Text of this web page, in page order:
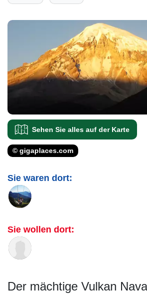
Sehen Sie alles auf der Karte
© gigaplaces.com
Sie waren dort:
Sie wollen dort:
Der mächtige Vulkan